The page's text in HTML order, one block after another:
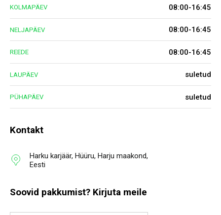
KOLMAPÄEV 08:00-16:45
NELJAPÄEV 08:00-16:45
REEDE 08:00-16:45
LAUPÄEV suletud
PÜHAPÄEV suletud
Kontakt
Harku karjäär, Hüüru, Harju maakond,
Eesti
Soovid pakkumist? Kirjuta meile